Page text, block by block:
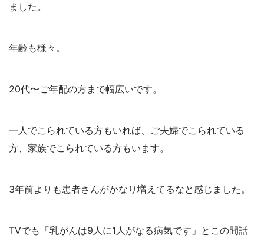
ました。
年齢も様々。
20代〜ご年配の方まで幅広いです。
一人でこられている方もいれば、ご夫婦でこられている
方、家族でこられている方もいます。
3年前よりも患者さんがかなり増えてるなと感じました。
TVでも「乳がんは9人に1人がなる病気です」とこの間話